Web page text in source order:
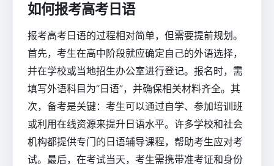
如何报考高考日语
报考高考日语的过程相对简单，但需要提前规划。
首先，考生在高中阶段就应确定自己的外语选择，
并在学校或当地招生办公室进行登记。报名时，需
填写外语科目为“日语”，并确保相关材料齐全。其
次，备考是关键：考生可以通过自学、参加培训班
或利用在线资源来提升日语水平。许多学校和社会
机构都提供专门的日语辅导课程，帮助考生应对考
试。最后，在考试当天，考生需携带准考证和身份